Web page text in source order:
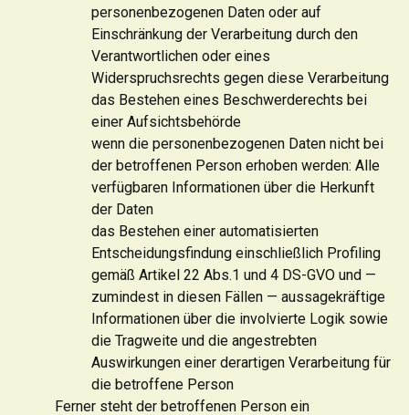
personenbezogenen Daten oder auf
Einschränkung der Verarbeitung durch den
Verantwortlichen oder eines
Widerspruchsrechts gegen diese Verarbeitung
das Bestehen eines Beschwerderechts bei
einer Aufsichtsbehörde
wenn die personenbezogenen Daten nicht bei
der betroffenen Person erhoben werden: Alle
verfügbaren Informationen über die Herkunft
der Daten
das Bestehen einer automatisierten
Entscheidungsfindung einschließlich Profiling
gemäß Artikel 22 Abs.1 und 4 DS-GVO und —
zumindest in diesen Fällen — aussagekräftige
Informationen über die involvierte Logik sowie
die Tragweite und die angestrebten
Auswirkungen einer derartigen Verarbeitung für
die betroffene Person
Ferner steht der betroffenen Person ein